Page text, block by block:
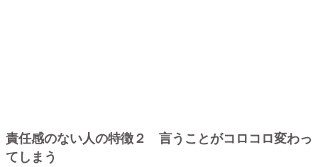
責任感のない人の特徴２ 言うことがコロコロ変わっ
てしまう